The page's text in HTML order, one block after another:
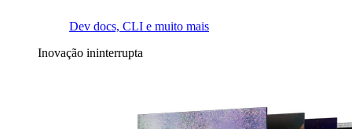
Dev docs, CLI e muito mais
Inovação ininterrupta